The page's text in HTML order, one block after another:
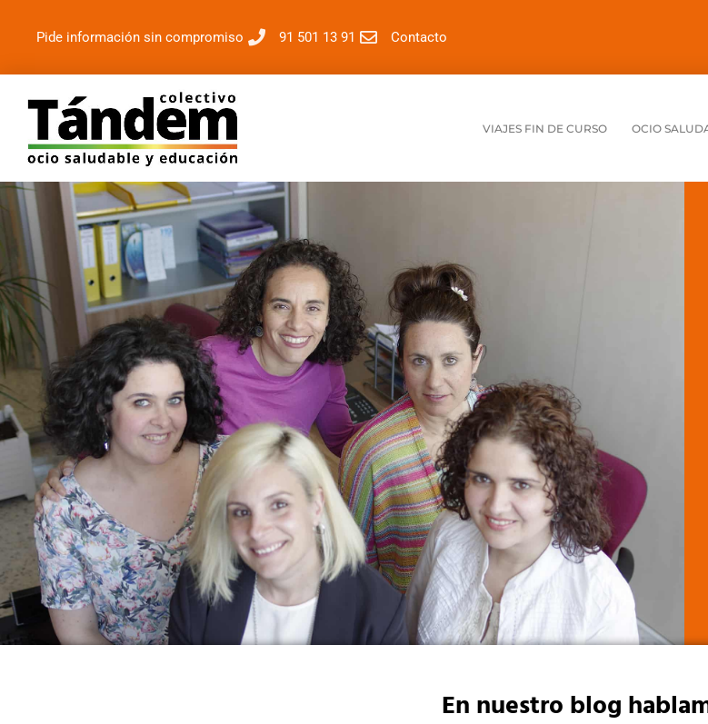
Pide información sin compromiso 91 501 13 91 Contacto
VIAJES FIN DE CURSO OCIO
En nuestro blog